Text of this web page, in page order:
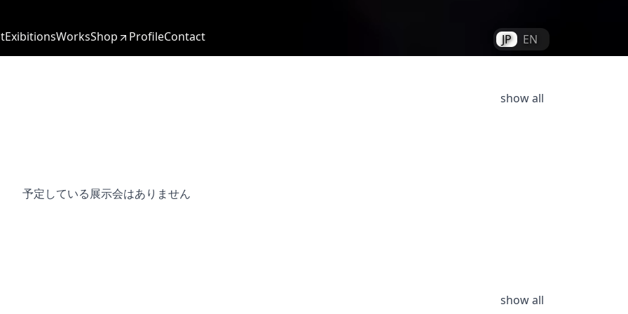
ExibitionsWorksShop ProfileContact JP EN
show all
予定している展示会はありません
show all